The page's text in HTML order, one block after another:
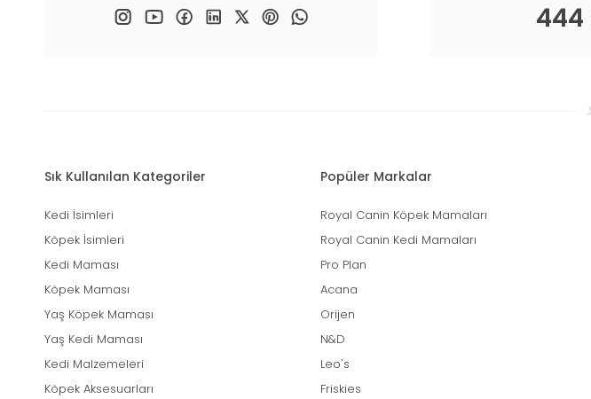
444
Sık Kullanılan Kategoriler
Kedi İsimleri
Köpek İsimleri
Kedi Maması
Köpek Maması
Yaş Köpek Maması
Yaş Kedi Maması
Kedi Malzemeleri
Köpek Aksesuarları
Popüler Markalar
Royal Canin Köpek Mamaları
Royal Canin Kedi Mamaları
Pro Plan
Acana
Orijen
N&D
Leo's
Friskies